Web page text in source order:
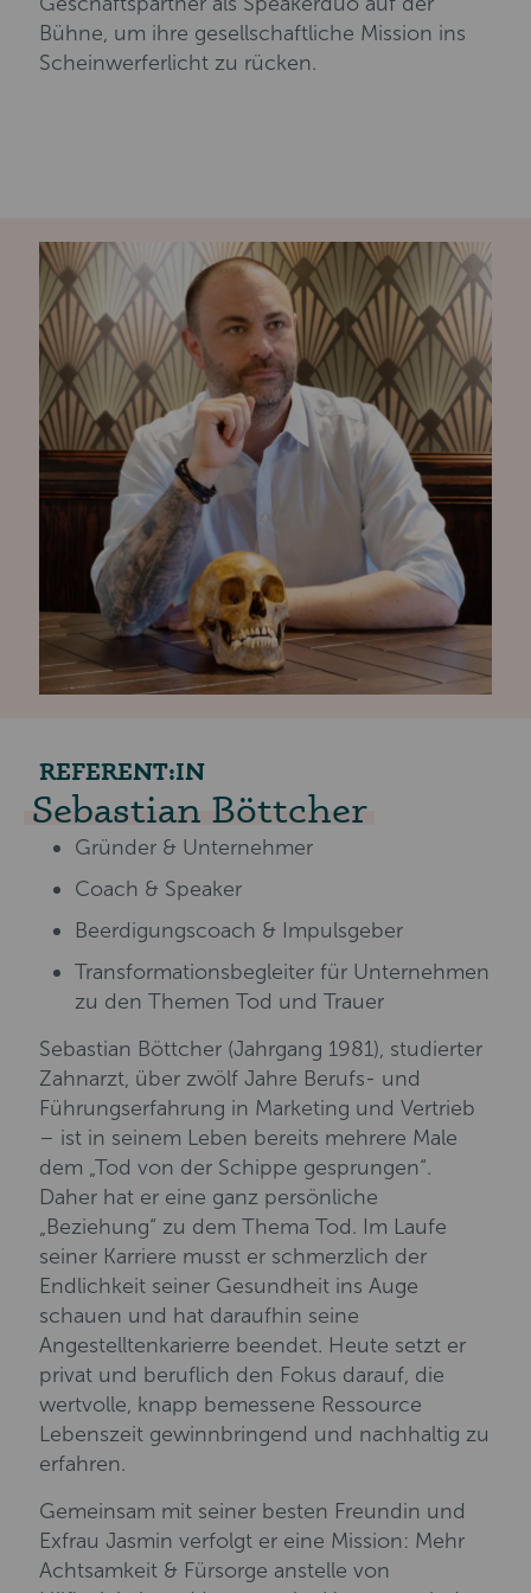
Bühne, um ihre gesellschaftliche Mission ins
Scheinwerferlicht zu rücken.
REFERENT:IN
Sebastian Böttcher
Gründer & Unternehmer
Coach & Speaker
Beerdigungscoach & Impulsgeber
Transformationsbegleiter für Unternehmen
zu den Themen Tod und Trauer
Sebastian Böttcher (Jahrgang 1981), studierter
Zahnarzt, über zwölf Jahre Berufs- und
Führungserfahrung in Marketing und Vertrieb
– ist in seinem Leben bereits mehrere Male
dem „Tod von der Schippe gesprungen“.
Daher hat er eine ganz persönliche
„Beziehung“ zu dem Thema Tod. Im Laufe
seiner Karriere musst er schmerzlich der
Endlichkeit seiner Gesundheit ins Auge
schauen und hat daraufhin seine
Angestelltenkarierre beendet. Heute setzt er
privat und beruflich den Fokus darauf, die
wertvolle, knapp bemessene Ressource
Lebenszeit gewinnbringend und nachhaltig zu
erfahren.
Gemeinsam mit seiner besten Freundin und
Exfrau Jasmin verfolgt er eine Mission: Mehr
Achtsamkeit & Fürsorge anstelle von